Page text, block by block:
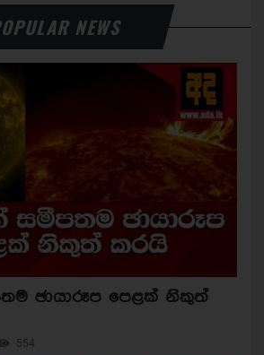
NEWS
ඡායාරූප පෙළක් නිකුත්
554